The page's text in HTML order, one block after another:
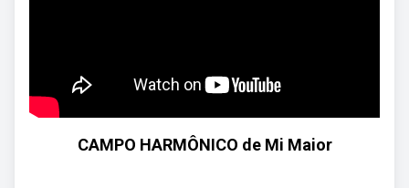
CAMPO HARMÔNICO de Mi Maior